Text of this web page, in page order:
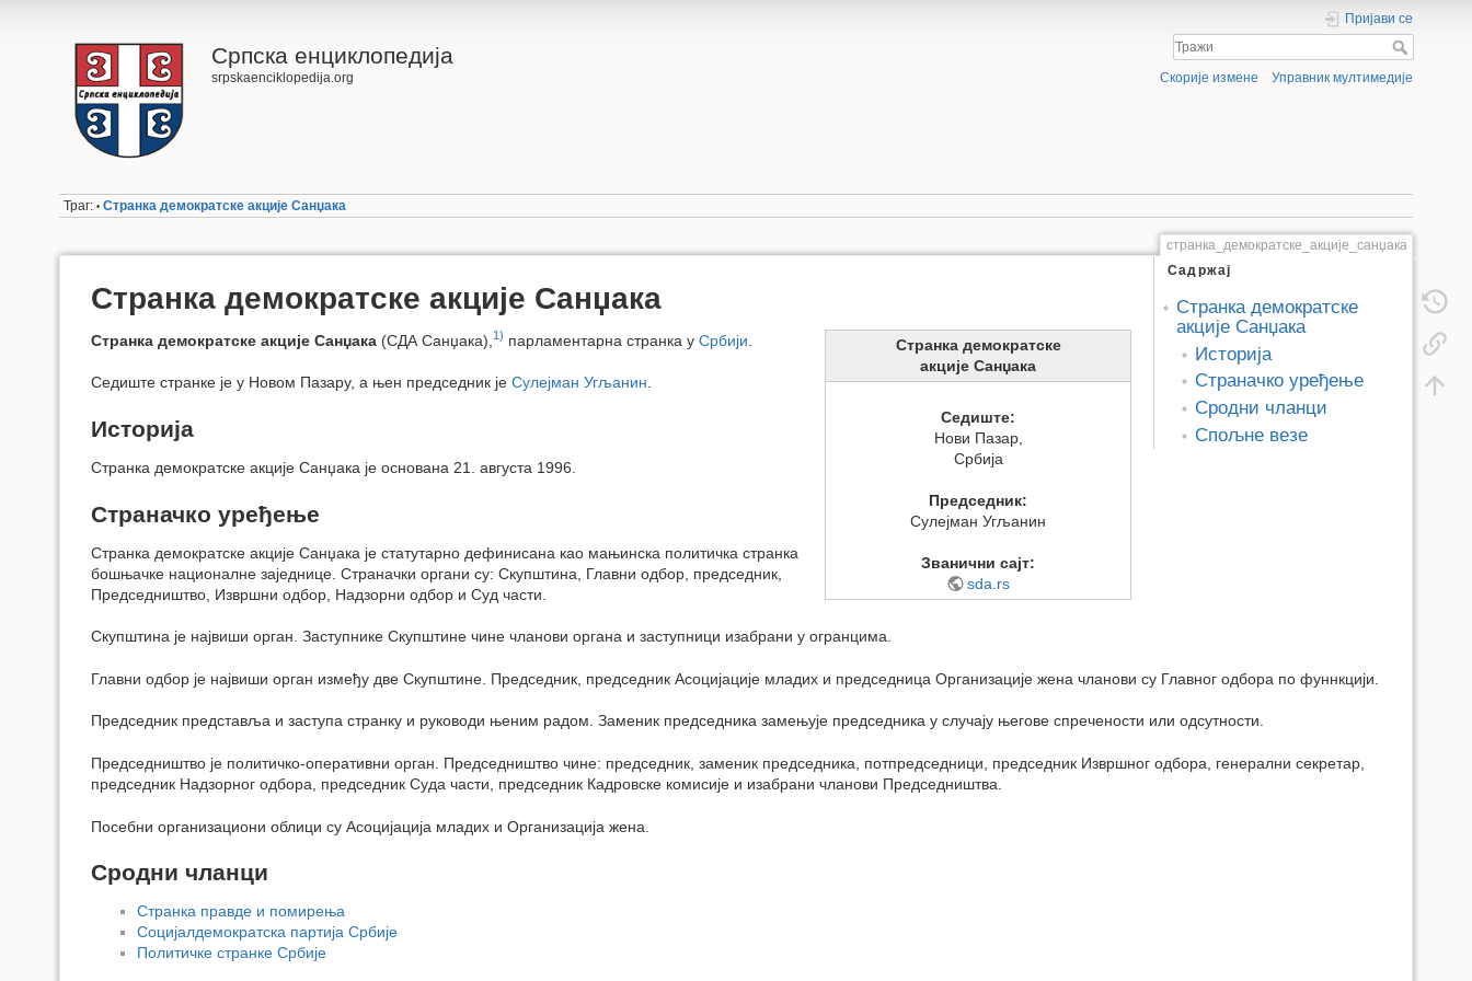
Српска енциклопедија
srpskaenciklopedija.org
Пријави се
Скорије измене Управник мултимедије
Траг: • Странка демократске акције Санџака
странка_демократске_акције_санџака
Садржај
Странка демократске
акције Санџака
Историја
Страначко уређење
Сродни чланци
Спољне везе
Странка демократске акције Санџака
Странка демократске
акције Санџака
Седиште:
Нови Пазар,
Србија
Председник:
Сулејман Угљанин
Званични сајт:
sda.rs
Странка демократске акције Санџака (СДА Санџака), 1) парламентарна странка у Србији
Седиште странке је у Новом Пазару, а њен председник је Сулејман Угљанин.
Историја
Странка демократске акције Санџака је основана 21. августа 1996.
Страначко уређење
Странка демократске акције Санџака је статутарно дефинисана као мањинска политичка странка
бошњачке националне заједнице. Страначки органи су: Скупштина, Главни одбор, председник,
Председништво, Извршни одбор, Надзорни одбор и Суд части.
Скупштина је највиши орган. Заступнике Скупштине чине чланови органа и заступници изабрани у огранцима.
Главни одбор је највиши орган између две Скупштине. Председник, председник Асоцијације младих и председница Организације жена чланови су Главног одбора по фуннкцији.
Председник представља и заступа странку и руководи њеним радом. Заменик председника замењује председника у случају његове спречености или одсутности.
Председништво је политичко-оперативни орган. Председништво чине: председник, заменик председника, потпредседници, председник Извршног одбора, генерални секретар,
председник Надзорног одбора, председник Суда части, председник Кадровске комисије и изабрани чланови Председништва.
Посебни организациони облици су Асоцијација младих и Организација жена.
Сродни чланци
Странка правде и помирења
Социјалдемократска партија Србије
Политичке странке Србије